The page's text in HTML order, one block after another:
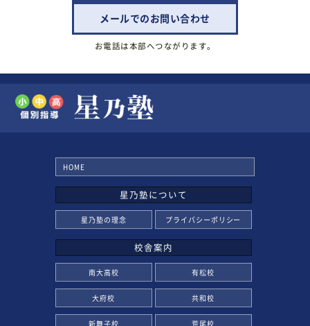
メールでのお問い合わせ
お電話は本部へつながります。
HOME
星乃塾について
星乃塾の理念 プライバシーポリシー
校舎案内
南大高校 有松校
大府校 共和校
新舞子校 荒尾校